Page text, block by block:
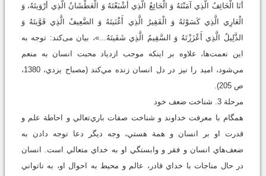
أَنَا الْخَائِفُ الَّذِي آمَنْتَهُ وَ الْجَائِعُ الَّذِي أَشْبَعْتَهُ وَ الْعَطْشَانُ الَّذِي أَرْوَيتَهُ‏، وَ
الْعَارِي الَّذِي کَسَوْتَهُ وَ الْفَقِيرُ الَّذِي أَغْنَيتَهُ وَ الضَّعِيفُ الَّذِي قَوَّيتَهُ‏ وَ
الذَّلِيلُ الَّذِي أَعْزَزْتَهُ وَ السَّقِيمُ الَّذِي شَفَيتَهُ...»، بیان می‌کند: توجه به
اين نعمت‌ها، علاوه بر اينکه موجب ازدياد محبت انسان به منعم
مي‌شود، اميد را نيز در دل انسان زنده مي‌کند (مصباح يزدي، 1380،
ص 205).
مرحلة 3. شناخت ضعف خود
همگام با معرفت خداوند و شناخت صفات باري‌تعالي و احاطة علم و
قدرت او بر انسان و همة هستي، وجه ديگر دعا توجه دادن به
ضعف‌هاي انسان و فقر و وابستگي او به خداي متعالي است. انسان
در حال مناجات با خداي قادر، عالم و محيط به احوال او، به ناتواني